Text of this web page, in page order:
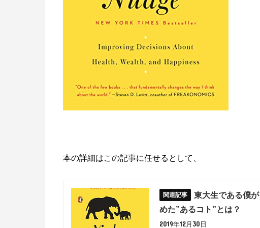
本の詳細はこの記事に任せるとして、
東大生である僕
めた”あるコト”とは？
2019年12月30日